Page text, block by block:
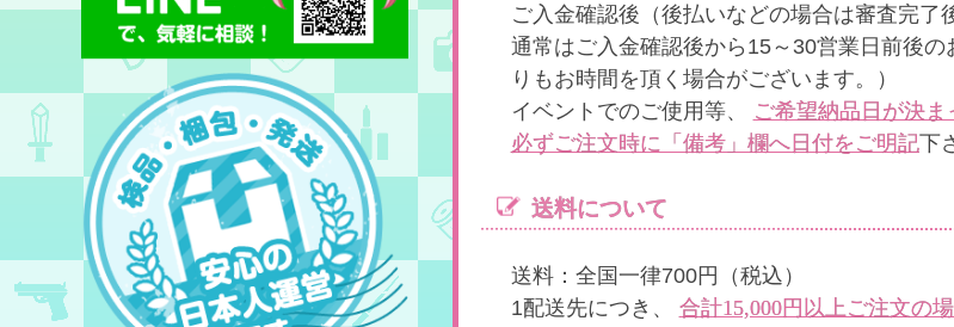
ご入金確認後（後払いなどの場合は審査完了
通常はご入金確認後から15～30営業日前後
りもお時間を頂く場合がございます。）
イベントでのご使用等、
ご希望納品日が決ま
必ずご注文時に「備考」欄へ日付をご明記下
送料について
送料：全国一律700円（税込）
1配送先につき、 合計15,000円以上ご注文の